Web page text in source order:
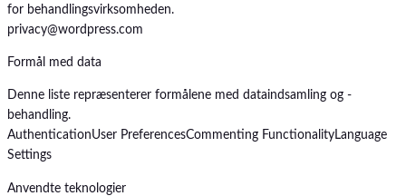
for behandlingsvirksomheden.
privacy@wordpress.com
Formål med data
Denne liste repræsenterer formålene med dataindsamling og -
behandling.
AuthenticationUser PreferencesCommenting FunctionalityLanguage
Settings
Anvendte teknologier